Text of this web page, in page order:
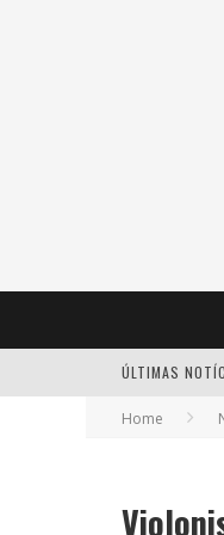
ÚLTIMAS
Home